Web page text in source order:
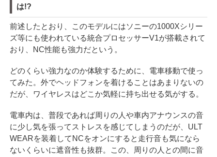
は!?
前述したとおり、このモデルにはソニーの1000Xシリー
ズ等にも使われている統合プロセッサーV1が搭載されて
おり、NC性能も強力だという。
どのくらい強力なのか体験するために、電車移動で使っ
てみた。外でヘッドフォンを着けることはあまりないの
だが、ワイヤレスはどこか気軽に持ち出せる気がする。
電車内は、普段であれば周りの人や車内アナウンスの音
に少し気を張ってストレスを感じてしまうのだが、ULT
WEARを装着してNCをオンにすると走行音も気になら
ないくらいに遮音性も抜群。この、周りの人との間に音